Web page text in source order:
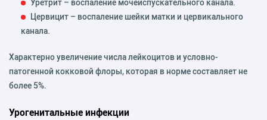
Уретрит – воспаление мочеиспускательного канала.
Цервицит – воспаление шейки матки и цервикального
канала.
Характерно увеличение числа лейкоцитов и условно-
патогенной кокковой флоры, которая в норме составляет не
более 5%.
Урогенитальные инфекции